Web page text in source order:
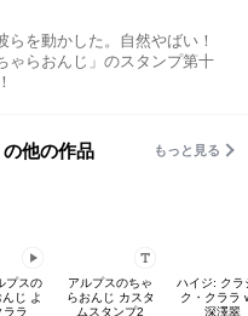
を動かした。自然やばい！
ゃらおんじ」のスタンプ第十
の他の作品 もっと見る
プスの
じ よ
ララ
アルプスのちゃ
らおんじ カスタ
ムスタンプ2
ハイジ: クラ
ク・クララ
深澤翠